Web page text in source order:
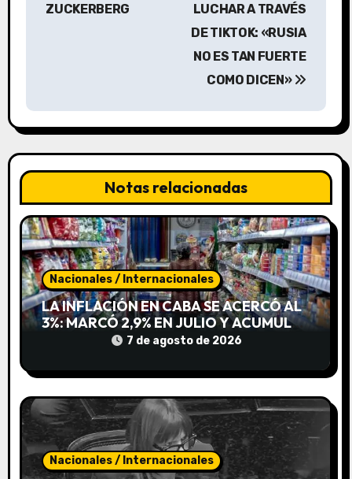
i
ó
d
e
e
n
r
a
d
ZUCKERBERG
LUCHAR A TRAVÉS
DE TIKTOK: «RUSIA
NO ES TAN FUERTE
COMO DICEN»
Notas relacionadas
Nacionales / Internacionales
LA INFLACIÓN EN CABA SE ACERCÓ AL
3%: MARCÓ 2,9% EN JULIO Y ACUMULA
19,4% EN LO QUE VA DEL AÑO
7 de agosto de 2026
Nacionales / Internacionales